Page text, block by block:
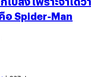
อ Spider-Man